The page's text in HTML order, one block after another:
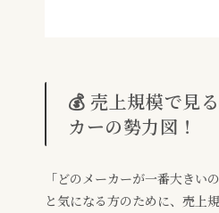
💰 売上規模で見
カーの勢力図！
「どのメーカーが一番大きいの
と気になる方のために、売上